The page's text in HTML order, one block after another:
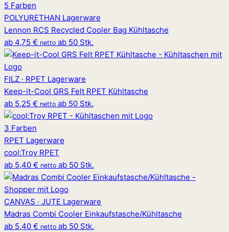
5 Farben
POLYURETHAN Lagerware
Lennon RCS Recycled Cooler Bag Kühltasche
ab 4,75 € netto ab 50 Stk.
FILZ · RPET Lagerware
Keep-it-Cool GRS Felt RPET Kühltasche
ab 5,25 € netto ab 50 Stk.
3 Farben
RPET Lagerware
cool:Troy RPET
ab 5,40 € netto ab 50 Stk.
CANVAS · JUTE Lagerware
Madras Combi Cooler Einkaufstasche/Kühltasche
ab 5,40 € netto ab 50 Stk.